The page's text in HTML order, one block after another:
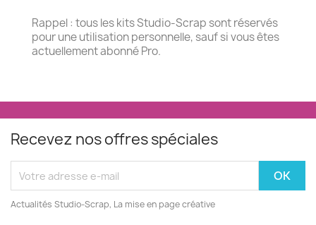
Rappel : tous les kits Studio-Scrap sont réservés
pour une utilisation personnelle, sauf si vous êtes
actuellement abonné Pro.
Recevez nos offres spéciales
Actualités Studio-Scrap, La mise en page créative